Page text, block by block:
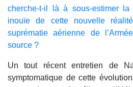
cherche-t-il là à sous-estimer la
inouïe de cette nouvelle
suprématie aérienne de
source ?
Un tout récent entretien de
symptomatique de cette